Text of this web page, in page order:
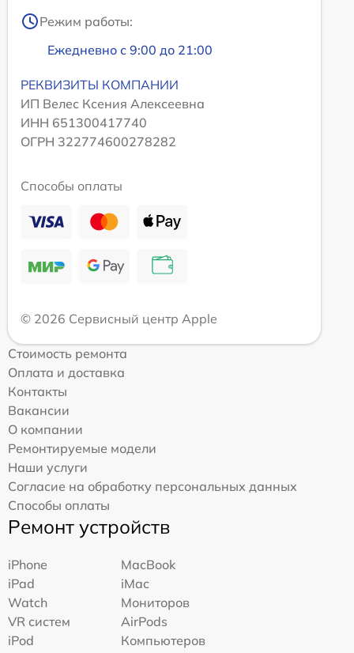
Режим работы:
Ежедневно с 9:00 до 21:00
РЕКВИЗИТЫ КОМПАНИИ
ИП Велес Ксения Алексеевна
ИНН 651300417740
ОГРН 322774600278282
Способы оплаты
© 2026 Сервисный центр Apple
Стоимость ремонта
Оплата и доставка
Контакты
Вакансии
О компании
Ремонтируемые модели
Наши услуги
Согласие на обработку персональных данных
Способы оплаты
Ремонт устройств
iPhone
MacBook
iPad
iMac
Watch
Мониторов
VR систем
AirPods
iPod
Компьютеров